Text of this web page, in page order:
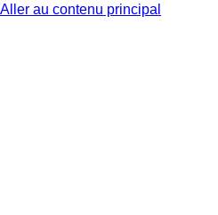
Aller au contenu principal